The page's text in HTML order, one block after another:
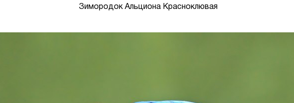
Зимородок Альциона Красноклювая